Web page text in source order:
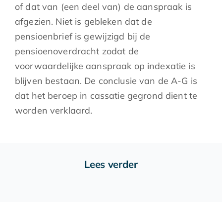
of dat van (een deel van) de aanspraak is
afgezien. Niet is gebleken dat de
pensioenbrief is gewijzigd bij de
pensioenoverdracht zodat de
voorwaardelijke aanspraak op indexatie is
blijven bestaan. De conclusie van de A-G is
dat het beroep in cassatie gegrond dient te
worden verklaard.
Lees verder